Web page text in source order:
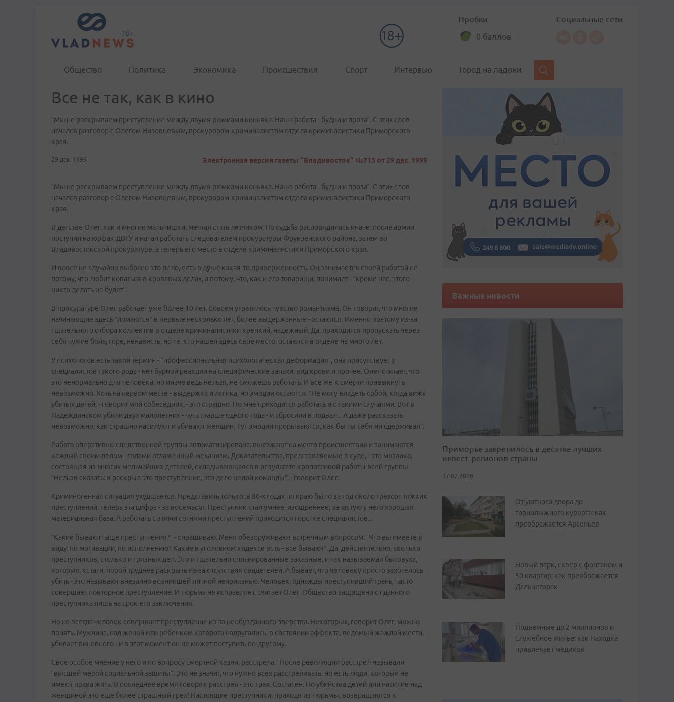
Пробки
0 баллов
Социальные сети
Общество Политика Экономика Происшествия Спорт Интервью Город на ладони
Все не так, как в кино
“Мы не раскрываем преступление между двумя рюмками коньяка. Наша работа - будни и проза”. С этих слов
начался разговор с Олегом Низовцевым, прокурором-криминалистом отдела криминалистики Приморского
края.
29 дек. 1999 Электронная версия газеты "Владивосток" №713 от 29 дек. 1999
“Мы не раскрываем преступление между двумя рюмками коньяка. Наша работа - будни и проза”. С этих слов
начался разговор с Олегом Низовцевым, прокурором-криминалистом отдела криминалистики Приморского
края.
В детстве Олег, как и многие мальчишки, мечтал стать летчиком. Но судьба распорядилась иначе: после армии
поступил на юрфак ДВГУ и начал работать следователем прокуратуры Фрунзенского района, затем во
Владивостокской прокуратуре, а теперь его место в отделе криминалистики Приморского края.
И вовсе не случайно выбрано это дело, есть в душе какая-то приверженность. Он занимается своей работой не
потому, что любит копаться в кровавых делах, а потому, что, как и его товарищи, понимает - “кроме нас, этого
никто делать не будет”.
В прокуратуре Олег работает уже более 10 лет. Совсем утратилось чувство романтизма. Он говорит, что многие
начинающие здесь “ломаются” в первые несколько лет, более выдержанные - остаются. Именно поэтому из-за
тщательного отбора коллектив в отделе криминалистики крепкий, надежный. Да, приходится пропускать через
себя чужие боль, горе, ненависть, но те, кто нашел здесь свое место, остаются в отделе на много лет.
У психологов есть такой термин - “профессиональная психологическая деформация”, она присутствует у
специалистов такого рода - нет бурной реакции на специфические запахи, вид крови и прочее. Олег считает, что
это ненормально для человека, но иначе ведь нельзя, не сможешь работать. И все же к смерти привыкнуть
невозможно. Хоть на первом месте - выдержка и логика, но эмоции остаются. “Не могу владеть собой, когда вижу
убитых детей, - говорит мой собеседник, - это страшно. Но мне приходится работать и с такими случаями. Вот в
Надеждинском убили двух малолетних - чуть старше одного года - и сбросили в подвал... А даже рассказать
невозможно, как страшно насилуют и убивают женщин. Тут эмоции прорываются, как бы ты себя ни сдерживал”.
Работа оперативно-следственной группы автоматизирована: выезжают на место происшествия и занимаются
каждый своим делом - годами отлаженный механизм. Доказательства, представляемые в суде, - это мозаика,
состоящая из многих мельчайших деталей, складывающаяся в результате кропотливой работы всей группы.
“Нельзя сказать: я раскрыл это преступление, это дело целой команды”, - говорит Олег.
Криминогенная ситуация ухудшается. Представить только: в 80-х годах по краю было за год около трехсот тяжких
преступлений, теперь эта цифра - за восемьсот. Преступник стал умнее, изощреннее, зачастую у него хорошая
материальная база. А работать с этими сотнями преступлений приходится горстке специалистов...
“Какие бывают чаще преступления?” - спрашиваю. Меня обезоруживают встречным вопросом: “Что вы имеете в
виду: по мотивации, по исполнению? Какие в уголовном кодексе есть - все бывают”. Да, действительно, сколько
преступников, столько и грязных дел. Это и тщательно спланированные заказные, и так называемая бытовуха,
которую, кстати, порой труднее раскрыть из-за отсутствия свидетелей. А бывает, что человеку просто захотелось
убить - это называют внезапно возникшей личной неприязнью. Человек, однажды преступивший грань, часто
совершает повторное преступление. И тюрьма не исправляет, считает Олег. Общество защищено от данного
преступника лишь на срок его заключения.
Но не всегда человек совершает преступление из-за необузданного зверства. Некоторых, говорит Олег, можно
понять. Мужчина, над женой или ребенком которого надругались, в состоянии аффекта, ведомый жаждой мести,
убивает виновного - и в этот момент он не может поступить по-другому.
Свое особое мнение у него и по вопросу смертной казни, расстрела. “После революции расстрел называли
“высшей мерой социальной защиты”. Это не значит, что нужно всех расстреливать, но есть люди, которые не
имеют права жить. В последнее время говорят: расстрел - это грех. Согласен. Но убийства детей или насилие над
женщиной это еще более страшный грех! Настоящие преступники, приходя из тюрьмы, возвращаются к
Важные новости
Приморье закрепилось в десятке лучших
инвест-регионов страны
17.07.2026
От уютного двора до
горнолыжного курорта: как
преображается Арсеньев
Новый парк, сквер с фонтаном и
50 квартир: как преображается
Дальнегорск
Подъемные до 2 миллионов и
служебное жилье: как Находка
привлекает медиков